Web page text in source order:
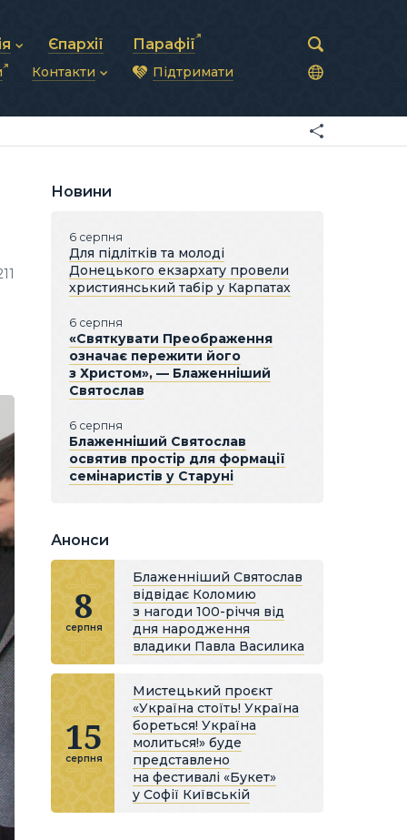
рада
та комунікації
Єпархії Парафії
Контакти
Синоди Єпископів
Патріарша курія
Підтримати
Новини
6 серпня
Для підлітків та молоді
Донецького екзархату провели
християнський табір у Карпатах
6 серпня
«Святкувати Преображення
означає пережити його
з Христом», — Блаженніший
Святослав
6 серпня
Блаженніший Святослав
освятив простір для формації
семінаристів у Старуні
Анонси
8
серпня
Блаженніший Святослав
відвідає Коломию
з нагоди 100-річчя від
дня народження
владики Павла Василика
15
серпня
Мистецький проєкт
«Україна стоїть! Україна
бореться! Україна
молиться!» буде
представлено
на фестивалі «Букет»
у Софії Київській